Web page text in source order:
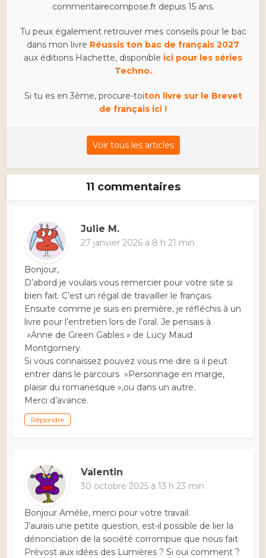
commentairecompose.fr depuis 15 ans.
Tu peux également retrouver mes conseils pour le bac
dans mon livre Réussis ton bac de français 2027
aux éditions Hachette, disponible ici pour les séries
Techno.
Si tu es en 3ème, procure-toiton livre sur le Brevet
de français ici !
Voir tous les articles
11 commentaires
Julie M.
27 janvier 2026 à 8 h 21 min
Bonjour,
D’abord je voulais vous remercier pour votre site si
bien fait. C’est un régal de travailler le français.
Ensuite comme je suis en première, je réfléchis à un
livre pour l’entretien lors de l’oral. Je pensais à
»Anne de Green Gables » de Lucy Maud
Montgomery.
Si vous connaissez pouvez vous me dire si il peut
entrer dans le parcours »Personnage en marge,
plaisir du romanesque »,ou dans un autre.
Merci d’avance.
Répondre
Valentin
30 octobre 2025 à 13 h 23 min
Bonjour Amélie, merci pour votre travail.
J’aurais une petite question, est-il possible de lier la
dénonciation de la société corrompue que nous fait
Prévost aux idées des Lumières ? Si oui comment ?